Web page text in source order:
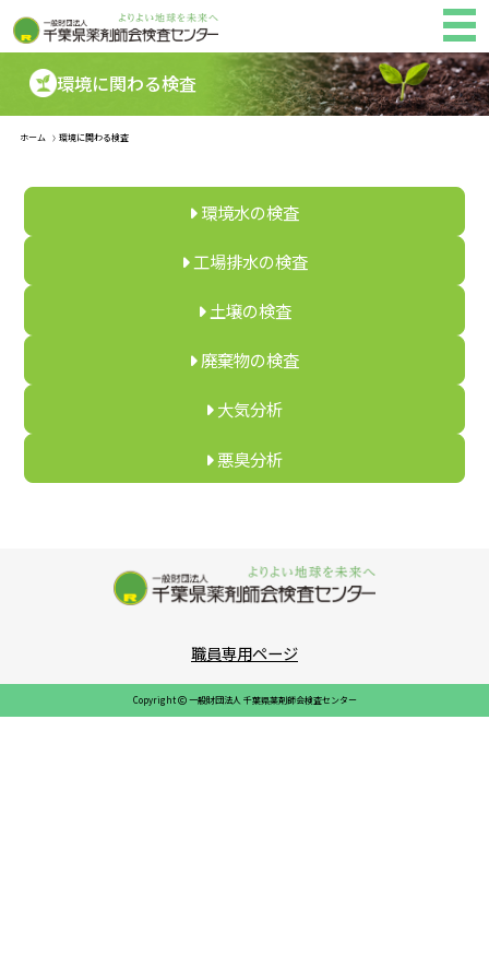
環境に関わる検査
ホーム 環境に関わる検査
環境水の検査
工場排水の検査
土壌の検査
廃棄物の検査
大気分析
悪臭分析
職員専用ページ
Copyright 一般財団法人 千葉県薬剤師会検査センター